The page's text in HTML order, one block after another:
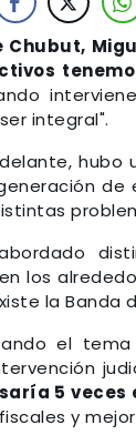
integral".
los
la Banda
el tema
5 veces
y